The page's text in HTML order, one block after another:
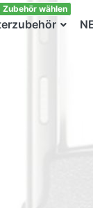
wählen